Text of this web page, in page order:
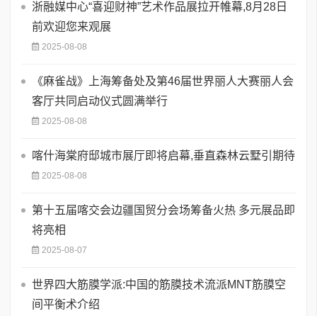
浙融媒中心“喜迎财神”艺术作品展拉开帷幕,8月28日
前欢迎您来观展
2025-08-08
《麻雀战》上海筹备处及第46届世界丽人大赛丽人会
客厅共同启动仪式圆满举行
2025-08-08
喀什海棠府邸城市展厅即将启幕,垂直森林云墅引期待
2025-08-08
第十五届喀交会边疆国贸分会场筹备火热 多元展品即
将亮相
2025-08-07
世界四大筋膜学派:中国的筋膜技术流派MNT筋膜空
间平衡术介绍